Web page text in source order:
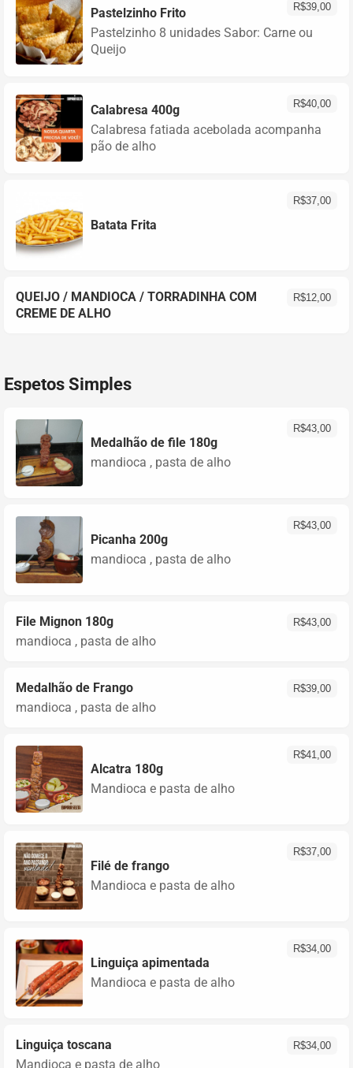
R$39,00
Pastelzinho Frito
Pastelzinho 8 unidades Sabor: Carne ou
Queijo
R$40,00
Calabresa 400g
Calabresa fatiada acebolada acompanha
pão de alho
R$37,00
Batata Frita
R$12,00
QUEIJO / MANDIOCA / TORRADINHA COM
CREME DE ALHO
Espetos Simples
R$43,00
Medalhão de file 180g
mandioca , pasta de alho
R$43,00
Picanha 200g
mandioca , pasta de alho
R$43,00
File Mignon 180g
mandioca , pasta de alho
R$39,00
Medalhão de Frango
mandioca , pasta de alho
R$41,00
Alcatra 180g
Mandioca e pasta de alho
R$37,00
Filé de frango
Mandioca e pasta de alho
R$34,00
Linguiça apimentada
Mandioca e pasta de alho
R$34,00
Linguiça toscana
Mandioca e pasta de alho